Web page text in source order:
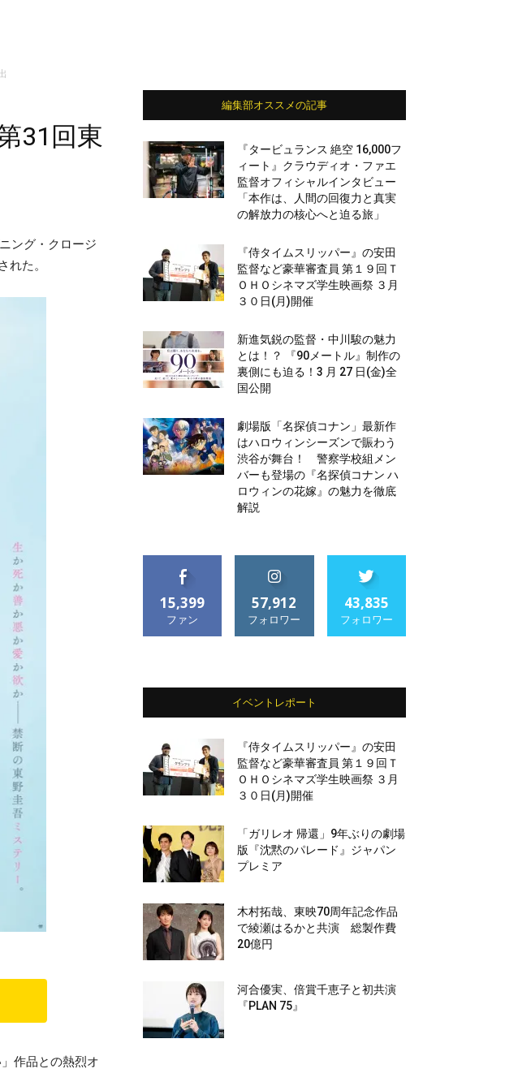
31回東
ング・クロージ
れた。
作品との熱烈オ
編集部オススメの記事
『タービュランス 絶空 16,000フ
ィート』クラウディオ・ファエ
監督オフィシャルインタビュー
「本作は、人間の回復力と真実
の解放力の核心へと迫る旅」
『侍タイムスリッパー』の安田
監督など豪華審査員 第１９回Ｔ
ＯＨＯシネマズ学生映画祭 ３月
３０日(月)開催
新進気鋭の監督・中川駿の魅力
とは！？ 『90メートル』制作の
裏側にも迫る！3 月 27 日(金)全
国公開
劇場版「名探偵コナン」最新作
はハロウィンシーズンで賑わう
渋谷が舞台！ 警察学校組メン
バーも登場の『名探偵コナン ハ
ロウィンの花嫁』の魅力を徹底
解説
15,399
ファン
57,912
フォロワー
43,835
フォロワー
イベントレポート
『侍タイムスリッパー』の安田
監督など豪華審査員 第１９回Ｔ
ＯＨＯシネマズ学生映画祭 ３月
３０日(月)開催
「ガリレオ 帰還」9年ぶりの劇場
版『沈黙のパレード』ジャパン
プレミア
木村拓哉、東映70周年記念作品
で綾瀬はるかと共演 総製作費
20億円
河合優実、倍賞千恵子と初共演
『PLAN 75』